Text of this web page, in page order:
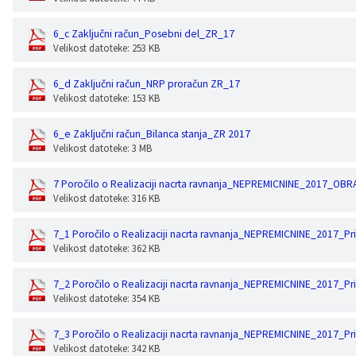
6_c Zaključni račun_Posebni del_ZR_17
Velikost datoteke: 253 KB
6_d Zaključni račun_NRP proračun ZR_17
Velikost datoteke: 153 KB
6_e Zaključni račun_Bilanca stanja_ZR 2017
Velikost datoteke: 3 MB
7 Poročilo o Realizaciji nacrta
Velikost datoteke: 316 KB
7_1 Poročilo o Realizaciji nacrta
Velikost datoteke: 362 KB
7_2 Poročilo o Realizaciji nacrta
Velikost datoteke: 354 KB
7_3 Poročilo o Realizaciji nacrta
Velikost datoteke: 342 KB